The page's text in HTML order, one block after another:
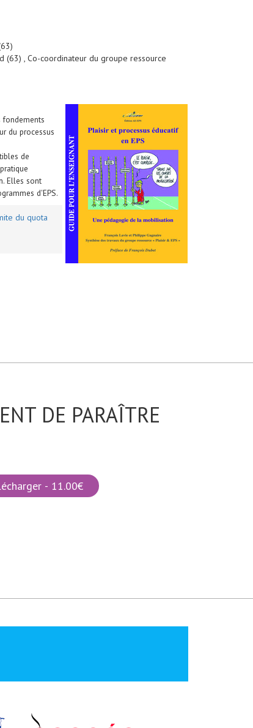
(63) , Co-coordinateur du groupe ressource
fondements
du processus
de
Elles sont
d'EPS.
du quota
DE PARAÎTRE
Télécharger - 11.00€